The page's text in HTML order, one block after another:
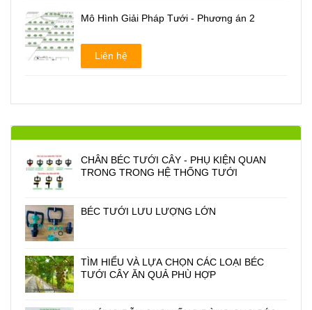
Mô Hình Giải Pháp Tưới - Phương án 2
Liên hệ
CHÂN BÉC TƯỚI CÂY - PHỤ KIỆN QUAN
TRONG TRONG HỆ THỐNG TƯỚI
BÉC TƯỚI LƯU LƯỢNG LỚN
TÌM HIỂU VÀ LỰA CHỌN CÁC LOẠI BÉC
TƯỚI CÂY ĂN QUẢ PHÙ HỢP